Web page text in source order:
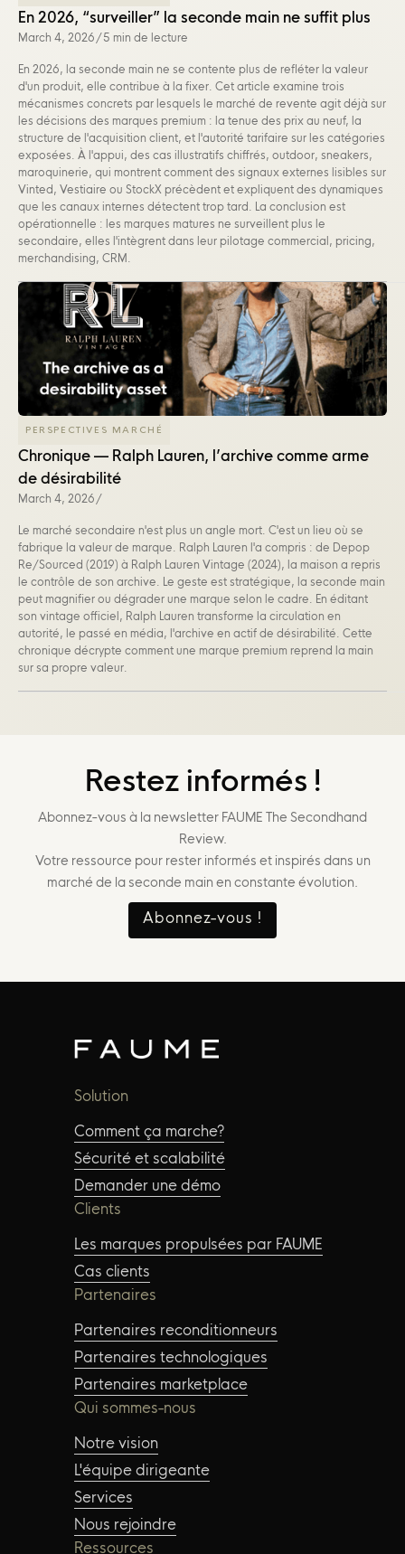
En 2026, “surveiller” la seconde main ne suffit plus
March 4, 2026 /5 min de lecture
En 2026, la seconde main ne se contente plus de refléter la valeur
d'un produit, elle contribue à la fixer. Cet article examine trois
mécanismes concrets par lesquels le marché de revente agit déjà sur
les décisions des marques premium : la tenue des prix au neuf, la
structure de l'acquisition client, et l'autorité tarifaire sur les catégories
exposées. À l'appui, des cas illustratifs chiffrés, outdoor, sneakers,
maroquinerie, qui montrent comment des signaux externes lisibles sur
Vinted, Vestiaire ou StockX précèdent et expliquent des dynamiques
que les canaux internes détectent trop tard. La conclusion est
opérationnelle : les marques matures ne surveillent plus le
secondaire, elles l'intègrent dans leur pilotage commercial, pricing,
merchandising, CRM.
PERSPECTIVES MARCHÉ
Chronique — Ralph Lauren, l’archive comme arme
de désirabilité
March 4, 2026 /
Le marché secondaire n'est plus un angle mort. C'est un lieu où se
fabrique la valeur de marque. Ralph Lauren l'a compris : de Depop
Re/Sourced (2019) à Ralph Lauren Vintage (2024), la maison a repris
le contrôle de son archive. Le geste est stratégique, la seconde main
peut magnifier ou dégrader une marque selon le cadre. En éditant
son vintage officiel, Ralph Lauren transforme la circulation en
autorité, le passé en média, l'archive en actif de désirabilité. Cette
chronique décrypte comment une marque premium reprend la main
sur sa propre valeur.
Restez informés !
Abonnez-vous à la newsletter FAUME The Secondhand
Review.
Votre ressource pour rester informés et inspirés dans un
marché de la seconde main en constante évolution.
Abonnez-vous !
Solution
Comment ça marche?
Sécurité et scalabilité
Demander une démo
Clients
Les marques propulsées par FAUME
Cas clients
Partenaires
Partenaires reconditionneurs
Partenaires technologiques
Partenaires marketplace
Qui sommes-nous
Notre vision
L'équipe dirigeante
Services
Nous rejoindre
Ressources